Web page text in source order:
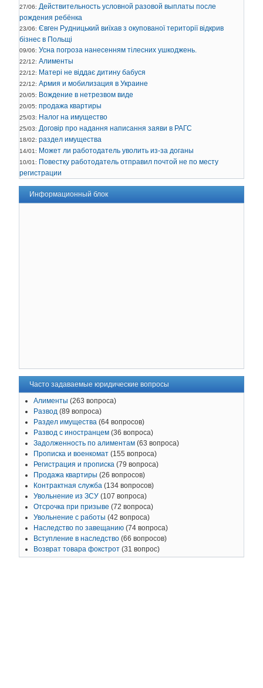
27/06: Действительность условной разовой выплаты после
рождения ребёнка
23/06: Євген Рудницький виїхав з окупованої території відкрив
бізнес в Польщі
09/06: Усна погроза нанесенням тілесних ушкоджень.
22/12: Алименты
22/12: Матері не віддає дитину бабуся
22/12: Армия и мобилизация в Украине
20/05: Вождение в нетрезвом виде
20/05: продажа квартиры
25/03: Налог на имущество
25/03: Договір про надання написання заяви в РАГС
18/02: раздел имущества
14/01: Может ли работодатель уволить из-за доганы
10/01: Повестку работодатель отправил почтой не по месту
регистрации
Информационный блок
Часто задаваемые юридические вопросы
Алименты (263 вопроса)
Развод (89 вопроса)
Раздел имущества (64 вопросов)
Развод с иностранцем (36 вопроса)
Задолженность по алиментам (63 вопроса)
Прописка и военкомат (155 вопроса)
Регистрация и прописка (79 вопроса)
Продажа квартиры (26 вопросов)
Контрактная служба (134 вопросов)
Увольнение из ЗСУ (107 вопроса)
Отсрочка при призыве (72 вопроса)
Увольнение с работы (42 вопроса)
Наследство по завещанию (74 вопроса)
Вступление в наследство (66 вопросов)
Возврат товара фокстрот (31 вопрос)